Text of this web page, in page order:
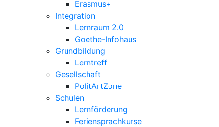
Erasmus+
Integration
Lernraum 2.0
Goethe-Infohaus
Grundbildung
Lerntreff
Gesellschaft
PolitArtZone
Schulen
Lernförderung
Feriensprachkurse